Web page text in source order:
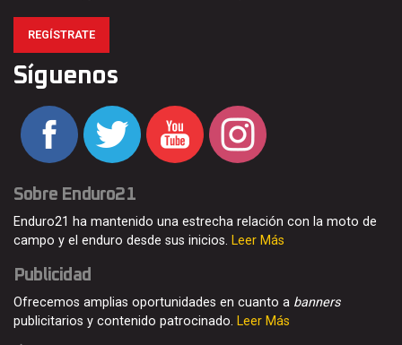
REGÍSTRATE
Síguenos
Sobre Enduro21
Enduro21 ha mantenido una estrecha relación con la moto de
campo y el enduro desde sus inicios. Leer Más
Publicidad
Ofrecemos amplias oportunidades en cuanto a banners
publicitarios y contenido patrocinado. Leer Más